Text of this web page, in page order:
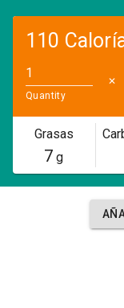
110
Quantity
✕
Grasas
7 g